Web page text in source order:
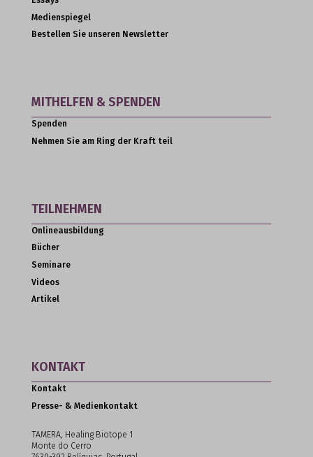
Medienspiegel
Bestellen Sie unseren Newsletter
MITHELFEN & SPENDEN
Spenden
Nehmen Sie am Ring der Kraft teil
TEILNEHMEN
Onlineausbildung
Bücher
Seminare
Videos
Artikel
KONTAKT
Kontakt
Presse- & Medienkontakt
TAMERA, Healing Biotope 1
Monte do Cerro